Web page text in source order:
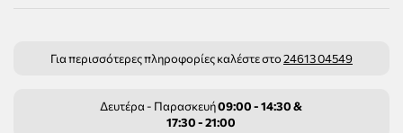
Για περισσότερες πληροφορίες καλέστε στο24613 04549
Δευτέρα - Παρασκευή09:00 - 14:30 &
17:30 - 21:00